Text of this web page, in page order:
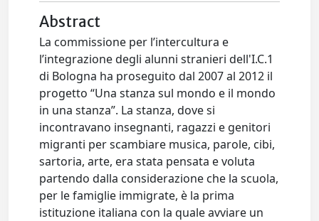
Abstract
La commissione per l’intercultura e
l’integrazione degli alunni stranieri dell'I.C.1
di Bologna ha proseguito dal 2007 al 2012 il
progetto “Una stanza sul mondo e il mondo
in una stanza”. La stanza, dove si
incontravano insegnanti, ragazzi e genitori
migranti per scambiare musica, parole, cibi,
sartoria, arte, era stata pensata e voluta
partendo dalla considerazione che la scuola,
per le famiglie immigrate, è la prima
istituzione italiana con la quale avviare un